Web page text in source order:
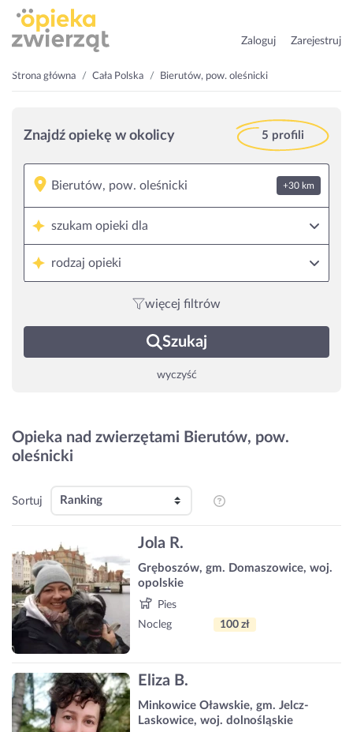
Zaloguj Zarejestruj
Strona główna Cała Polska Bierutów, pow. oleśnicki
Znajdź opiekę w okolicy 5 profili
+30 km
szukam opieki dla
rodzaj opieki
więcej filtrów
Szukaj
wyczyść
Opieka nad zwierzętami Bierutów, pow.
oleśnicki
Sortuj
Jola R.
Gręboszów, gm. Domaszowice, woj.
opolskie
Pies
Nocleg
100 zł
Eliza B.
Minkowice Oławskie, gm. Jelcz-
Laskowice, woj. dolnośląskie